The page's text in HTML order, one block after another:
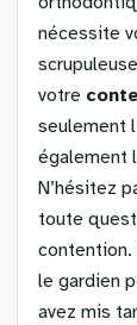
nécessite
votre
seulement
également
N’hésitez
toute
le gardien
avez mis